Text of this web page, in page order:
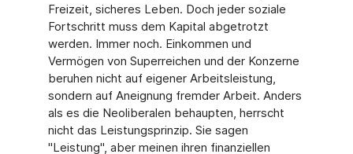
Freizeit, sicheres Leben. Doch jeder soziale
Fortschritt muss dem Kapital abgetrotzt
werden. Immer noch. Einkommen und
Vermögen von Superreichen und der Konzerne
beruhen nicht auf eigener Arbeitsleistung,
sondern auf Aneignung fremder Arbeit. Anders
als es die Neoliberalen behaupten, herrscht
nicht das Leistungsprinzip. Sie sagen
"Leistung", aber meinen ihren finanziellen